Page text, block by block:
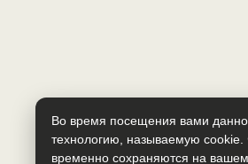
Во время посещения вами
технологию, называемую
временно сохраняются на